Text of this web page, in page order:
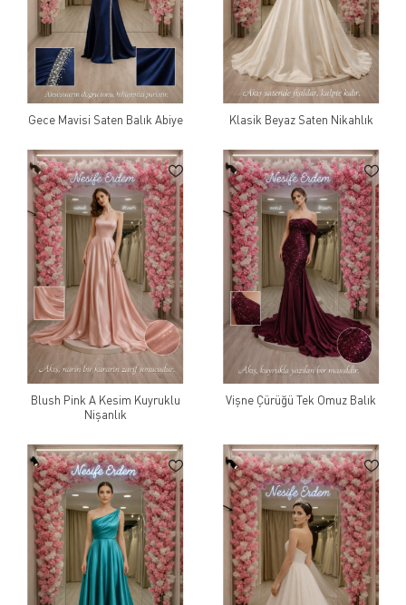
Gece Mavisi Saten Balık Abiye Klasik Beyaz Saten Nikahlık
Blush Pink A Kesim Kuyruklu
Nişanlık
Vişne Çürüğü Tek Omuz Balık